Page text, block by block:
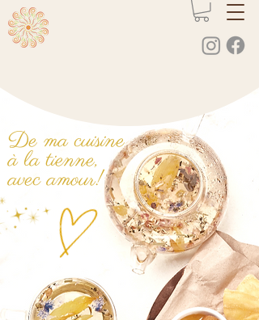
De ma cuisine
à la tienne,
avec amour!